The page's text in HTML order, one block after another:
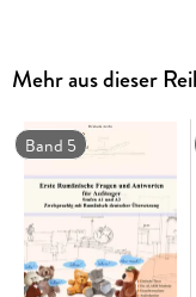
Zum
als Bilinguale
Übersetzung, die
kürzester Zeit
gesehen werden,
Übersetzung
macht Vokabeln
Mehr aus dieser
Band 5